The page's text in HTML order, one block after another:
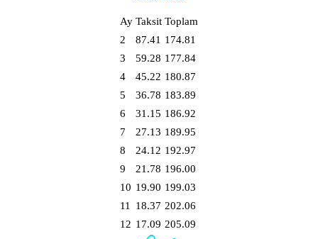
Ay Taksit Toplam
2
87.41 174.81
3
59.28 177.84
4
45.22 180.87
5
36.78 183.89
6
31.15 186.92
7
27.13 189.95
8
24.12 192.97
9
21.78 196.00
10 19.90 199.03
11
18.37 202.06
12 17.09 205.09